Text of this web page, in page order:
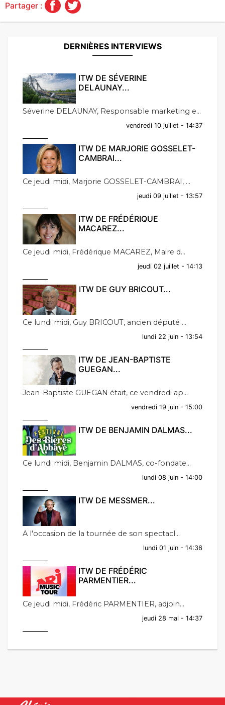
Partager :
DERNIÈRES INTERVIEWS
ITW DE SÉVERINE
DELAUNAY...
Séverine DELAUNAY, Responsable marketing e...
vendredi 10 juillet - 14:37
ITW DE MARJORIE GOSSELET-
CAMBRAI...
Ce jeudi midi, Marjorie GOSSELET-CAMBRAI, ...
jeudi 09 juillet - 13:57
ITW DE FRÉDÉRIQUE
MACAREZ...
Ce jeudi midi, Frédérique MACAREZ, Maire d...
jeudi 02 juillet - 14:13
ITW DE GUY BRICOUT...
Ce lundi midi, Guy BRICOUT, ancien député ...
lundi 22 juin - 13:54
ITW DE JEAN-BAPTISTE
GUEGAN...
Jean-Baptiste GUEGAN était, ce vendredi ap...
vendredi 19 juin - 15:00
ITW DE BENJAMIN DALMAS...
Ce lundi midi, Benjamin DALMAS, co-fondate...
lundi 08 juin - 14:00
ITW DE MESSMER...
A l'occasion de la tournée de son spectacl...
lundi 01 juin - 14:36
ITW DE FRÉDÉRIC
PARMENTIER...
Ce jeudi midi, Frédéric PARMENTIER, adjoin...
jeudi 28 mai - 14:37